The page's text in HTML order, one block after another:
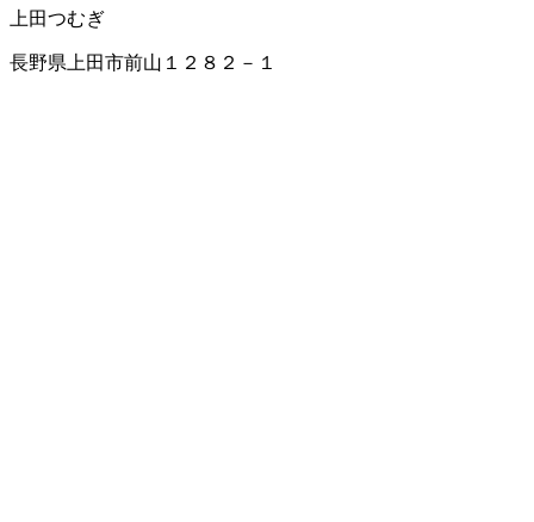
上田つむぎ
長野県上田市前山１２８２－１